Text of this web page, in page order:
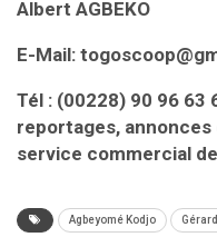
Albert AGBEKO
E-Mail:
Tél : (00228) 90 96 63
reportages,
service commercial
Agbeyomé Kodjo